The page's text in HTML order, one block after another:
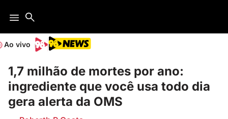
Ao vivo
1,7 milhão de mortes por ano:
ingrediente que você usa todo dia
gera alerta da OMS